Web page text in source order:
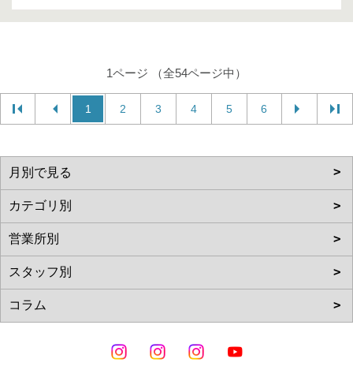
1ページ （全54ページ中）
1 2 3 4 5 6